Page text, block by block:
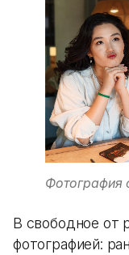
Фотография
В свободное от
фотографией: